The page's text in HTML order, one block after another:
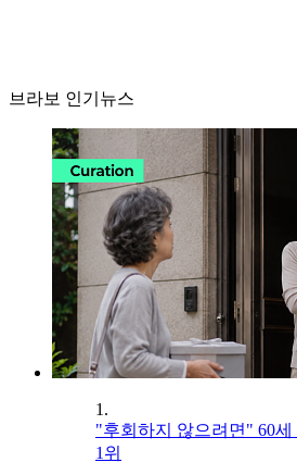
브라보 인기뉴스
1.
"후회하지 않으려면" 60
1위